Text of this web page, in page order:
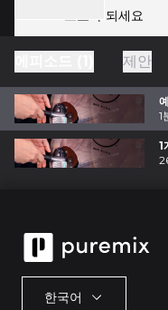
프로가 되세요
제안
1
1
한국어